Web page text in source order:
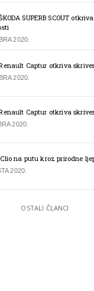
SUPERB SCOUT
2020.
Captur otkriva
2020.
Captur otkriva
2020.
na putu kroz prirodne
2020.
OSTALI ČLANCI